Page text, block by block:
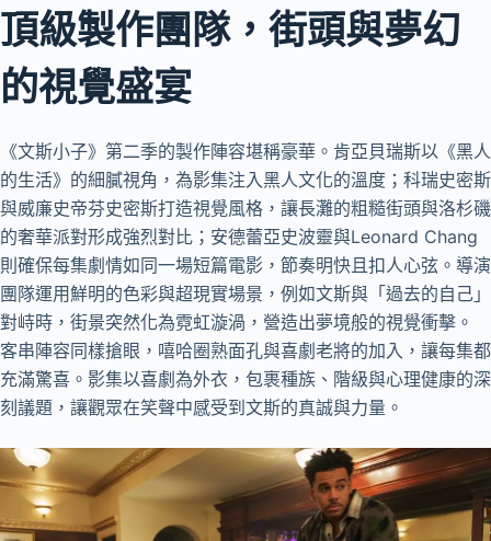
頂級製作團隊，街頭與夢幻
的視覺盛宴
《文斯小子》第二季的製作陣容堪稱豪華。肯亞貝瑞斯以《黑人
的生活》的細膩視角，為影集注入黑人文化的溫度；科瑞史密斯
與威廉史帝芬史密斯打造視覺風格，讓長灘的粗糙街頭與洛杉磯
的奢華派對形成強烈對比；安德蕾亞史波靈與Leonard Chang
則確保每集劇情如同一場短篇電影，節奏明快且扣人心弦。導演
團隊運用鮮明的色彩與超現實場景，例如文斯與「過去的自己」
對峙時，街景突然化為霓虹漩渦，營造出夢境般的視覺衝擊。
客串陣容同樣搶眼，嘻哈圈熟面孔與喜劇老將的加入，讓每集都
充滿驚喜。影集以喜劇為外衣，包裹種族、階級與心理健康的深
刻議題，讓觀眾在笑聲中感受到文斯的真誠與力量。